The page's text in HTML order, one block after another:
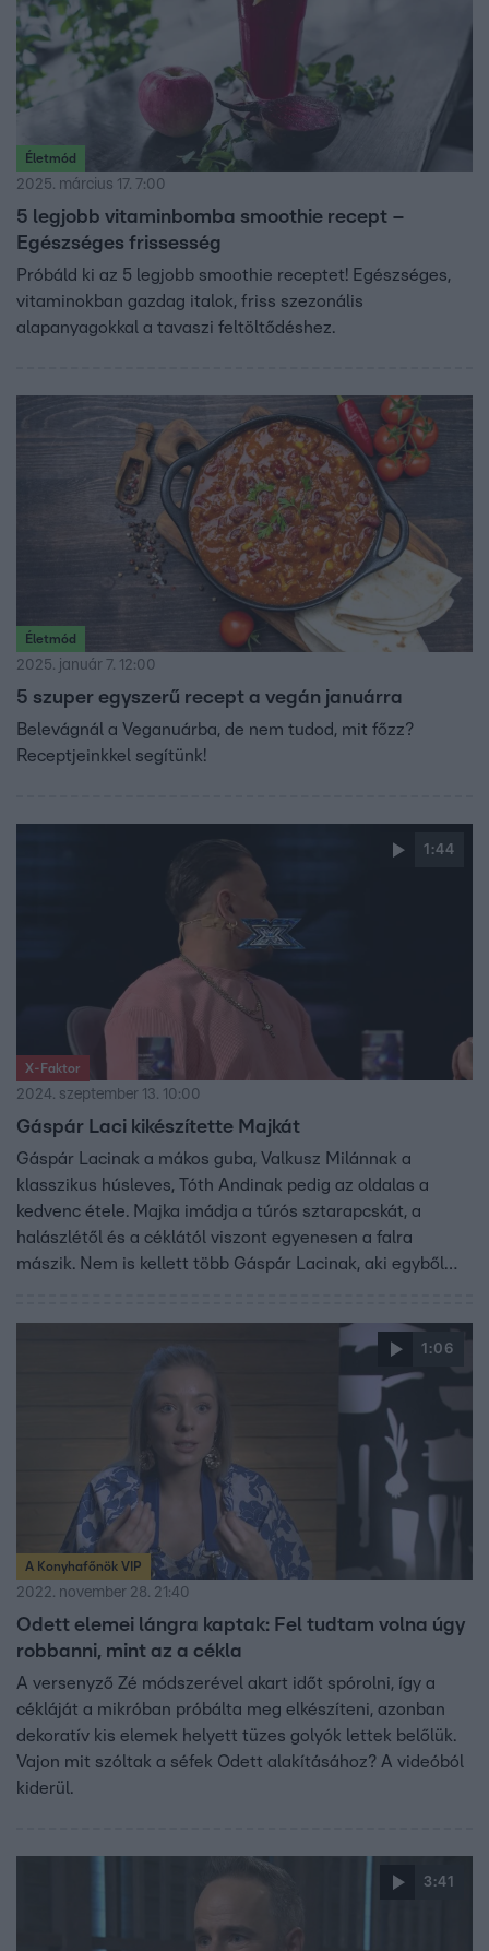
Életmód
2025. március 17. 7:00
5 legjobb vitaminbomba smoothie recept –
Egészséges frissesség
Próbáld ki az 5 legjobb smoothie receptet! Egészséges,
vitaminokban gazdag italok, friss szezonális
alapanyagokkal a tavaszi feltöltődéshez.
Életmód
2025. január 7. 12:00
5 szuper egyszerű recept a vegán januárra
Belevágnál a Veganuárba, de nem tudod, mit főzz?
Receptjeinkkel segítünk!
1:44
X-Faktor
2024. szeptember 13. 10:00
Gáspár Laci kikészítette Majkát
Gáspár Lacinak a mákos guba, Valkusz Milánnak a
klasszikus húsleves, Tóth Andinak pedig az oldalas a
kedvenc étele. Majka imádja a túrós sztarapcskát, a
halászlétől és a céklától viszont egyenesen a falra
mászik. Nem is kellett több Gáspár Lacinak, aki egyből
1:06
A Konyhafőnök VIP
2022. november 28. 21:40
Odett elemei lángra kaptak: Fel tudtam volna úgy
robbanni, mint az a cékla
A versenyző Zé módszerével akart időt spórolni, így a
cékláját a mikróban próbálta meg elkészíteni, azonban
dekoratív kis elemek helyett tüzes golyók lettek belőlük.
Vajon mit szóltak a séfek Odett alakításához? A videóból
kiderül.
3:41